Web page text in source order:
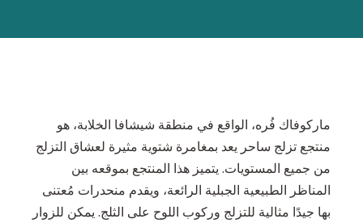
ماركوفاك فُره، الواقع في منطقة شيشافا الخلابة، هو
منتجع تزلج ساحر يعد بمغامرة شتوية مثيرة لعشاق التزلج
من جميع المستويات. يتميز هذا المنتجع بموقعه بين
المناظر الطبيعية الجبلية الرائعة، ويقدم منحدرات مُعتنى
بها جيدًا مثالية للتزلج وركوب اللوح على الثلج. يمكن للزوار